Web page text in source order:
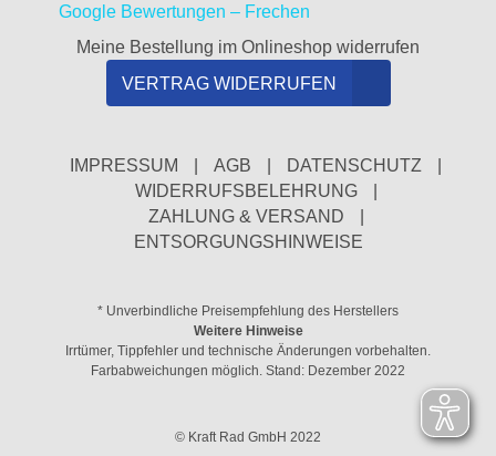
Google Bewertungen – Frechen
Meine Bestellung im Onlineshop widerrufen
VERTRAG WIDERRUFEN
IMPRESSUM AGB DATENSCHUTZ
WIDERRUFSBELEHRUNG
ZAHLUNG & VERSAND
ENTSORGUNGSHINWEISE
* Unverbindliche Preisempfehlung des Herstellers
Weitere Hinweise
Irrtümer, Tippfehler und technische Änderungen vorbehalten.
Farbabweichungen möglich. Stand: Dezember 2022
© Kraft Rad GmbH 2022